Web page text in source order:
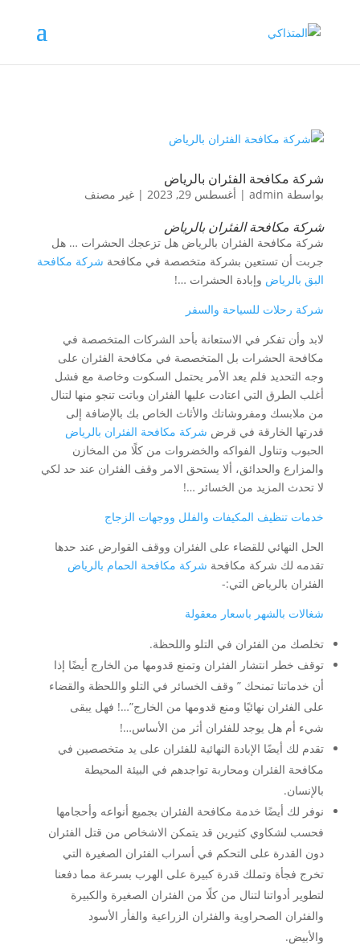
شركة مكافحة الفئران بالرياض
بواسطة admin
| أغسطس 29, 2023 | غير مصنف
شركة مكافحة الفئران بالرياض
شركة مكافحة الفئران بالرياض هل تزعجك الحشرات … هل
جربت أن تستعين بشركة متخصصة في مكافحة شركة مكافحة
البق بالرياض وإبادة الحشرات …!
شركة رحلات للسياحة والسفر
لابد وأن تفكر في الاستعانة بأحد الشركات المتخصصة في
مكافحة الحشرات بل المتخصصة في مكافحة الفئران على
وجه التحديد فلم يعد الأمر يحتمل السكوت وخاصة مع فشل
أغلب الطرق التي اعتادت عليها الفئران وباتت تنجو منها لتنال
من ملابسك ومفروشاتك والأثاث الخاص بك بالإضافة إلى
قدرتها الخارقة في قرض شركة مكافحة الفئران بالرياض
الحبوب وتناول الفواكه والخضروات من كلًا من المخازن
والمزارع والحدائق، ألا يستحق الامر وقف الفئران عند حد لكي
لا تحدث المزيد من الخسائر …!
خدمات تنظيف المكيفات والفلل ووجهات الزجاج
الحل النهائي للقضاء على الفئران ووقف القوارض عند حدها
تقدمه لك شركة مكافحة شركة مكافحة الحمام بالرياض
الفئران بالرياض التي:-
شغالات بالشهر باسعار معقولة
تخلصك من الفئران في التلو واللحظة.
توقف خطر انتشار الفئران وتمنع قدومها من الخارج أيضًا إذا
أن خدماتنا تمنحك ” وقف الخسائر في التلو واللحظة والقضاء
على الفئران نهائيًا ومنع قدومها من الخارج”…! فهل يبقى
شيء أم هل يوجد للفئران أثر من الأساس…!
تقدم لك أيضًا الإبادة النهائية للفئران على يد متخصصين في
مكافحة الفئران ومحاربة تواجدهم في البيئة المحيطة
بالإنسان.
نوفر لك أيضًا خدمة مكافحة الفئران بجميع أنواعه وأحجامها
فحسب لشكاوي كثيرين قد يتمكن الاشخاص من قتل الفئران
دون القدرة على التحكم في أسراب الفئران الصغيرة التي
تخرج فجأة وتملك قدرة كبيرة على الهرب بسرعة مما دفعنا
لتطوير أدواتنا لتنال من كلًا من الفئران الصغيرة والكبيرة
والفئران الصحراوية والفئران الزراعية والفأر الأسود
والأبيض.